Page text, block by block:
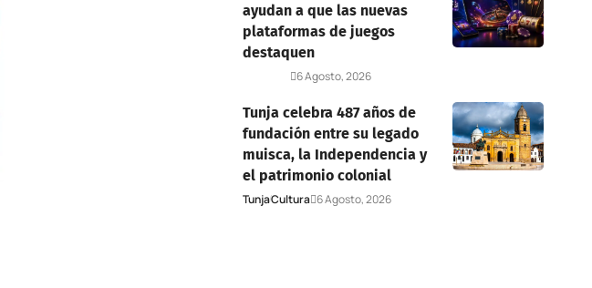
ayudan a que las nuevas
plataformas de juegos
destaquen
6 Agosto, 2026
Tunja celebra 487 años de
fundación entre su legado
muisca, la Independencia y
el patrimonio colonial
TunjaCultura 6 Agosto, 2026